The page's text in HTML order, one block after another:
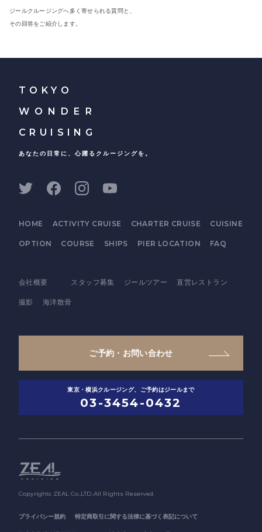
ジールクルージングへ多く寄せられる質問と、
その回答をご紹介します。
TOKYO
WONDER
CRUISING
あなたの日常に、心躍るクルージングを。
HOME ACTIVITY CRUISE CHARTER CRUISE CUISINE
OPTION COURSE SHIPS PIER LOCATION FAQ
会社概要 スタッフ募集 ジールツアー 直営レストラン
撮影 海洋散骨
東京・横浜クルージング、ご予約はジールまで
03-3454-0432
ご予約・お問い合わせ
プライバシー規約 特定商取引に関する法律に基づく表記について
Copyrightc ZEAL Co.,LTD..All Rights Reserved.